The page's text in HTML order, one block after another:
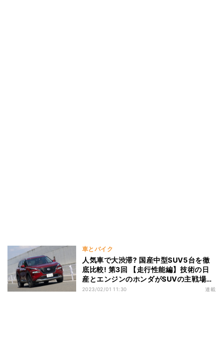
車とバイク
人気車で大渋滞? 国産中型SUV5台を徹
底比較! 第3回 【走行性能編】技術の日
産とエンジンのホンダがSUVの主戦場で
激突!
2023/02/01 11:30 連載